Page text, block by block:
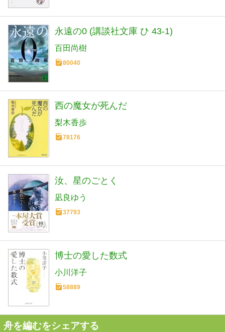
永遠の0 (講談社文庫 ひ 43-1)
百田尚樹
80040
西の魔女が死んだ
梨木香歩
78176
汝、星のごとく
凪良ゆう
37793
博士の愛した数式
小川洋子
58889
舟を編むをシェアする